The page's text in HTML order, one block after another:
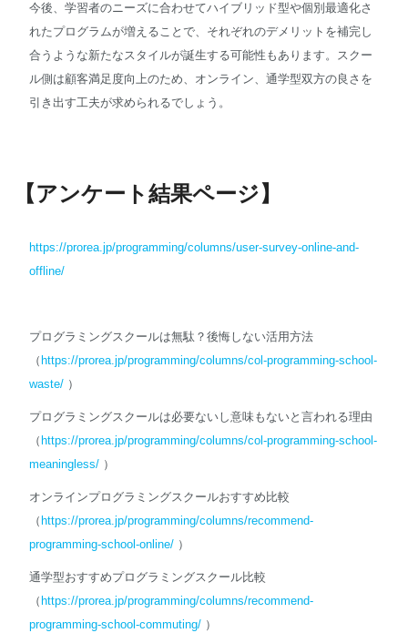
今後、学習者のニーズに合わせてハイブリッド型や個別最適化さ
れたプログラムが増えることで、それぞれのデメリットを補完し
合うような新たなスタイルが誕生する可能性もあります。スクー
ル側は顧客満足度向上のため、オンライン、通学型双方の良さを
引き出す工夫が求められるでしょう。
【アンケート結果ページ】
https://prorea.jp/programming/columns/user-survey-online-and-
offline/
プログラミングスクールは無駄？後悔しない活用方法
（ https://prorea.jp/programming/columns/col-programming-school-
waste/）
プログラミングスクールは必要ないし意味もないと言われる理由
（ https://prorea.jp/programming/columns/col-programming-school-
meaningless/）
オンラインプログラミングスクールおすすめ比較
（ https://prorea.jp/programming/columns/recommend-
programming-school-online/）
通学型おすすめプログラミングスクール比較
（ https://prorea.jp/programming/columns/recommend-
programming-school-commuting/）